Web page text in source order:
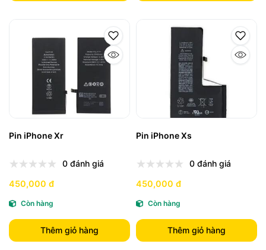
Pin iPhone Xr
0 đánh giá
450,000 đ
Còn hàng
Thêm giỏ hàng
Pin iPhone Xs
0 đánh giá
450,000 đ
Còn hàng
Thêm giỏ hàng